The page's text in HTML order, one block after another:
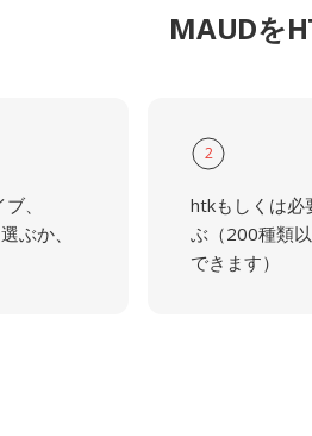
MAUDを
、
ぶか、
2
htkもしくは必
ぶ（200種類
できます）